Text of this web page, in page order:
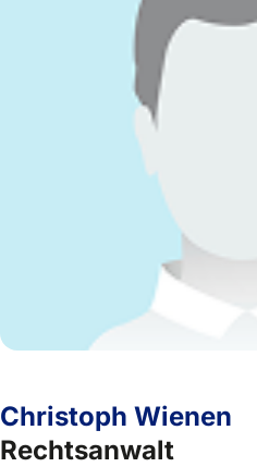
Christoph Wienen
Rechtsanwalt